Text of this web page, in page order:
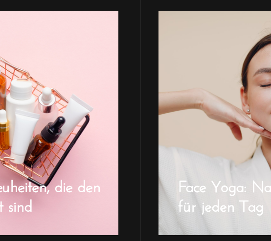
die den
sind
Face Yoga:
für jeden Tag